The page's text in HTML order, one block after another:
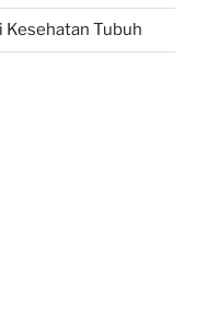
Kesehatan Tubuh